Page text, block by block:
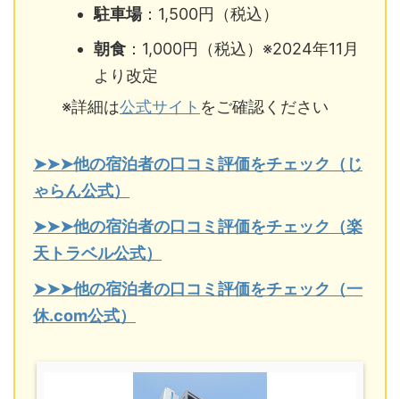
駐車場：1,500円（税込）
朝食 ：1,000円（税込）※2024年11月
より改定
※詳細は公式サイト をご確認ください
➤➤➤他の宿泊者の口コミ評価をチェック（じ
ゃらん公式）
➤➤➤他の宿泊者の口コミ評価をチェック（楽
天トラベル公式）
➤➤➤他の宿泊者の口コミ評価をチェック（一
休.com公式）